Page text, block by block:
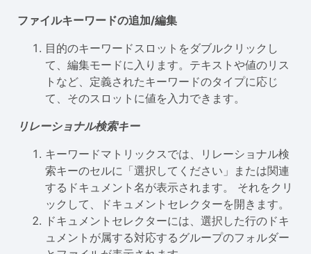
ファイルキーワードの追加/編集
目的のキーワードスロットをダブルクリックし
て、編集モードに入ります。テキストや値のリス
トなど、定義されたキーワードのタイプに応じ
て、そのスロットに値を入力できます。
リレーショナル検索キー
キーワードマトリックスでは、リレーショナル検
索キーのセルに「選択してください」または関連
するドキュメント名が表示されます。 それをクリ
ックして、ドキュメントセレクターを開きます。
ドキュメントセレクターには、選択した行のドキ
ュメントが属する対応するグループのフォルダー